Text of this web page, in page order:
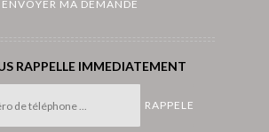
RAPPELLE IMMEDIATEMENT